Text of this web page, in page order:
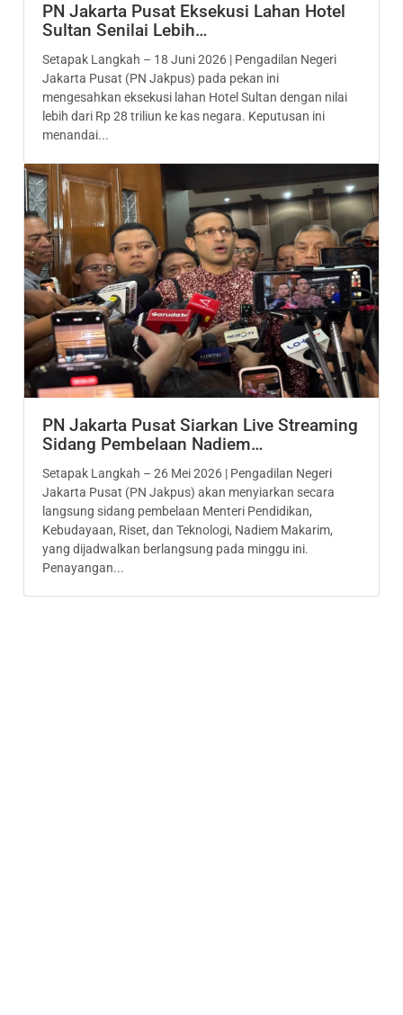
PN Jakarta Pusat Eksekusi Lahan Hotel
Sultan Senilai Lebih…
Setapak Langkah – 18 Juni 2026 | Pengadilan Negeri
Jakarta Pusat (PN Jakpus) pada pekan ini
mengesahkan eksekusi lahan Hotel Sultan dengan nilai
lebih dari Rp 28 triliun ke kas negara. Keputusan ini
menandai...
PN Jakarta Pusat Siarkan Live Streaming
Sidang Pembelaan Nadiem…
Setapak Langkah – 26 Mei 2026 | Pengadilan Negeri
Jakarta Pusat (PN Jakpus) akan menyiarkan secara
langsung sidang pembelaan Menteri Pendidikan,
Kebudayaan, Riset, dan Teknologi, Nadiem Makarim,
yang dijadwalkan berlangsung pada minggu ini.
Penayangan...